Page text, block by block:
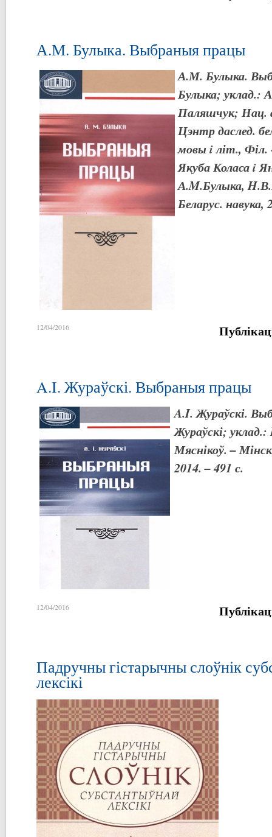
А.М. Булыка. Выбраныя працы
А.М. Булыка.
Булыка; уклад.:
Паляшчук; Нац.
Цэнтр даслед.
мовы i літ.,
Якуба Коласа i
А.M.Булыка,
Беларус. навука,
12/04/2016
A.I. Жураўскі. Выбраныя працы
A.I. Жураўскі.
Жураўскі; уклад.:
Мяснікоў. –
2014. – 491 с.
12/04/2016
Падручны гістарычны слоўнік
лексікі